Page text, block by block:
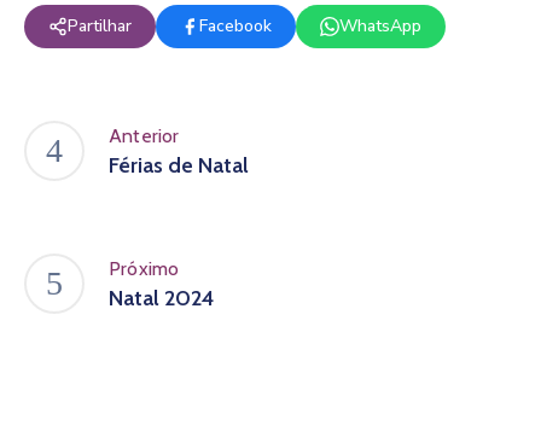
Partilhar Facebook WhatsApp
Anterior
Férias de Natal
Próximo
Natal 2024